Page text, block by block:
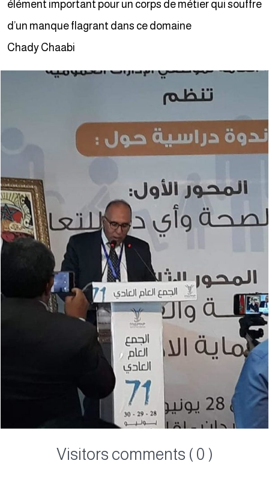
élément important pour un corps de métier qui souffre
d’un manque flagrant dans ce domaine
Chady Chaabi
Visitors comments ( 0 )